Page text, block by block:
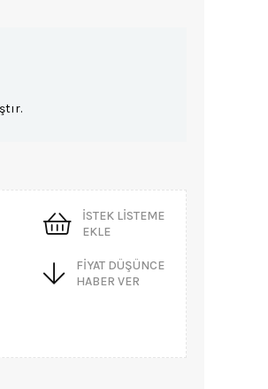
İSTEK LISTEME
EKLE
FIYAT DÜŞÜNCE
HABER VER